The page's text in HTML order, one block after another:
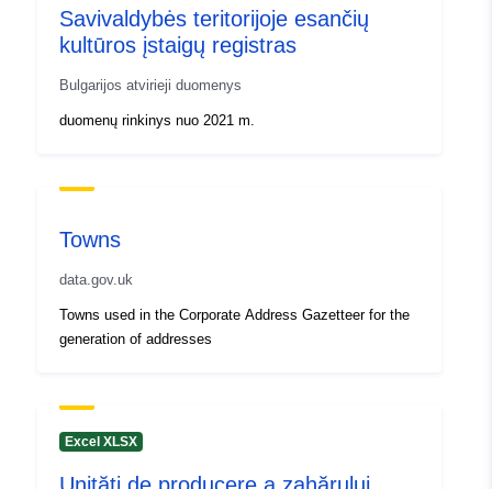
Savivaldybės teritorijoje esančių
kultūros įstaigų registras
Bulgarijos atvirieji duomenys
duomenų rinkinys nuo 2021 m.
Towns
data.gov.uk
Towns used in the Corporate Address Gazetteer for the
generation of addresses
Excel XLSX